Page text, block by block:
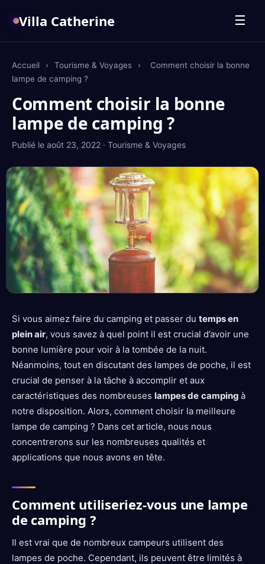
Villa Catherine ☰
Accueil › Tourisme & Voyages ›
Comment choisir la bonne
lampe de camping ?
Comment choisir la bonne
lampe de camping ?
Publié le août 23, 2022 · Tourisme & Voyages
Si vous aimez faire du camping et passer du temps en
plein air, vous savez à quel point il est crucial d’avoir une
bonne lumière pour voir à la tombée de la nuit.
Néanmoins, tout en discutant des lampes de poche, il est
crucial de penser à la tâche à accomplir et aux
caractéristiques des nombreuses lampes de camping à
notre disposition. Alors, comment choisir la meilleure
lampe de camping ? Dans cet article, nous nous
concentrerons sur les nombreuses qualités et
applications que nous avons en tête.
Comment utiliseriez-vous une lampe
de camping ?
Il est vrai que de nombreux campeurs utilisent des
lampes de poche. Cependant, ils peuvent être limités à